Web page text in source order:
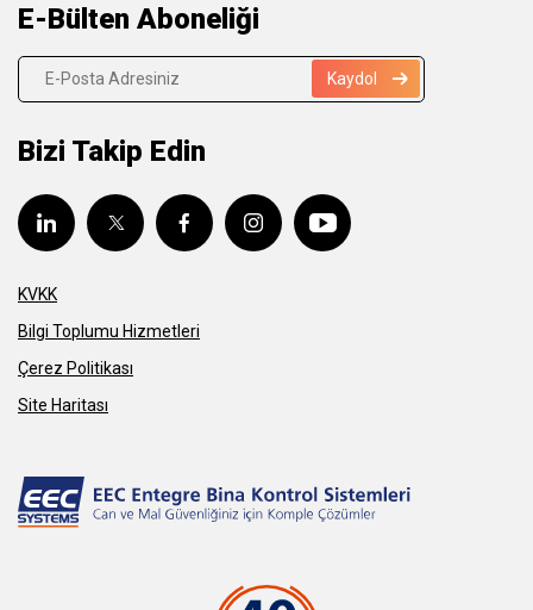
E-Bülten Aboneliği
Kaydol
Bizi Takip Edin
KVKK
Bilgi Toplumu Hizmetleri
Çerez Politikası
Site Haritası